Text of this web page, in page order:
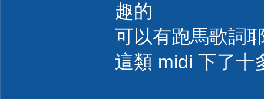
趣的
可以有跑馬歌詞
這類 midi 下了十